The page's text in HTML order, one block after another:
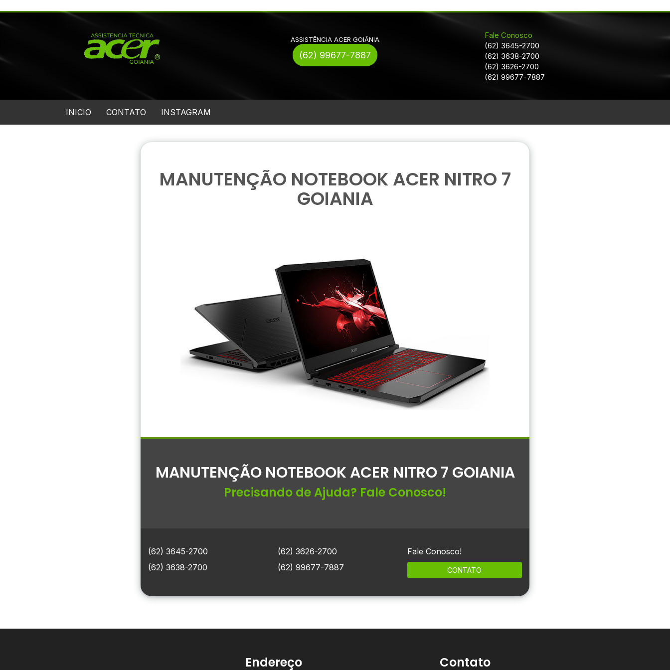
ASSISTÊNCIA ACER GOIÂNIA
(62) 99677-7887
Fale Conosco
(62) 3645-2700
(62) 3638-2700
(62) 3626-2700
(62) 99677-7887
INICIO CONTATO INSTAGRAM
MANUTENÇÃO NOTEBOOK ACER NITRO 7
GOIANIA
MANUTENÇÃO NOTEBOOK ACER NITRO 7 GOIANIA
Precisando de Ajuda? Fale Conosco!
(62) 3645-2700
(62) 3638-2700
(62) 3626-2700
(62) 99677-7887
Fale Conosco!
CONTATO
Endereço Contato